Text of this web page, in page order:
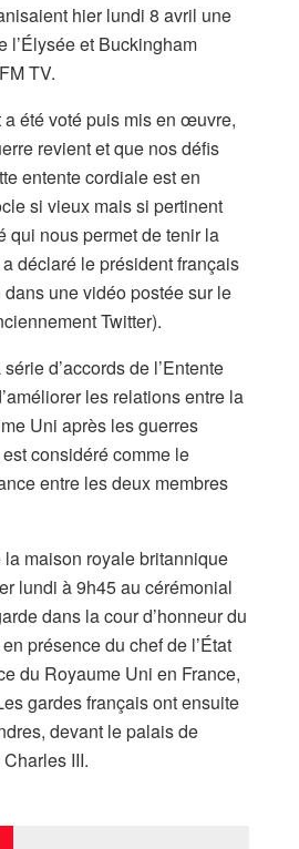
hier lundi 8 avril une
l’Élysée et Buckingham
TV.
a été voté puis mis en œuvre,
revient et que nos défis
entente cordiale est en
si vieux mais si pertinent
qui nous permet de tenir la
déclaré le président français
une vidéo postée sur le
Twitter).
d’accords de l’Entente
les relations entre la
Uni après les guerres
considéré comme le
entre les deux membres
maison royale britannique
lundi à 9h45 au cérémonial
dans la cour d’honneur du
présence du chef de l’État
du Royaume Uni en France,
gardes français ont ensuite
devant le palais de
III.